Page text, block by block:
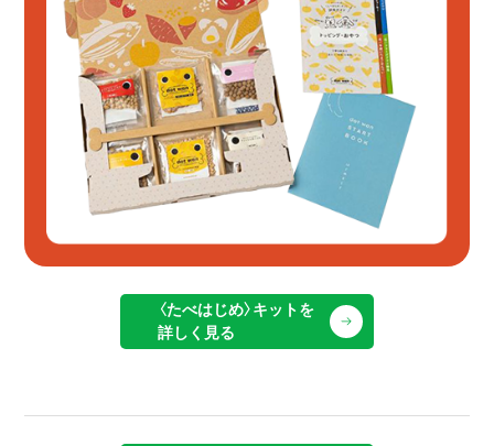
〈たべはじめ〉キットを
詳しく見る